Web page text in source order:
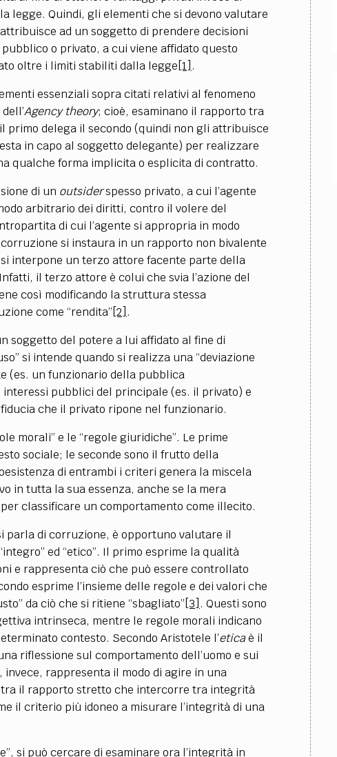
legge. Quindi, gli elementi che si devono valutare
ad un soggetto di prendere decisioni
o privato, a cui viene affidato questo
oltre i limiti stabiliti dalla legge[1] .
essenziali sopra citati relativi al fenomeno
Agency theory; cioè, esaminano il rapporto tra
primo delega il secondo (quindi non gli attribuisce
in capo al soggetto delegante) per realizzare
qualche forma implicita o esplicita di contratto.
di un outsiderspesso privato, a cui l’agente
arbitrario dei diritti, contro il volere del
di cui l’agente si appropria in modo
si instaura in un rapporto non bivalente
interpone un terzo attore facente parte della
il terzo attore è colui che svia l’azione del
così modificando la struttura stessa
come “rendita”[2] .
soggetto del potere a lui affidato al fine di
si intende quando si realizza una “deviazione
(es. un funzionario della pubblica
pubblici del principale (es. il privato) e
che il privato ripone nel funzionario.
morali” e le “regole giuridiche”. Le prime
sociale; le seconde sono il frutto della
di entrambi i criteri genera la miscela
in tutta la sua essenza, anche se la mera
classificare un comportamento come illecito.
parla di corruzione, è opportuno valutare il
ed “etico”. Il primo esprime la qualità
e rappresenta ciò che può essere controllato
esprime l’insieme delle regole e dei valori che
da ciò che si ritiene “sbagliato”[3] . Questi sono
intrinseca, mentre le regole morali indicano
contesto. Secondo Aristotele l’eticaè il
riflessione sul comportamento dell’uomo e sui
invece, rappresenta il modo di agire in una
il rapporto stretto che intercorre tra integrità
il criterio più idoneo a misurare l’integrità di una
si può cercare di esaminare ora l’integrità in